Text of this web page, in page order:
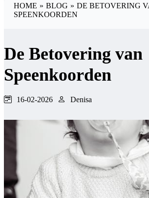
HOME » BLOG » DE BETOVERING
SPEENKOORDEN
De Betovering van
Speenkoorden
16-02-2026 Denisa